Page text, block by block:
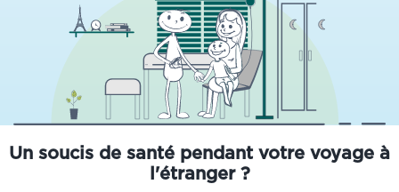
Un soucis de santé pendant votre voyage à
l'étranger ?